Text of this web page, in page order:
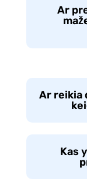
Ar
Ar reikia
Kas